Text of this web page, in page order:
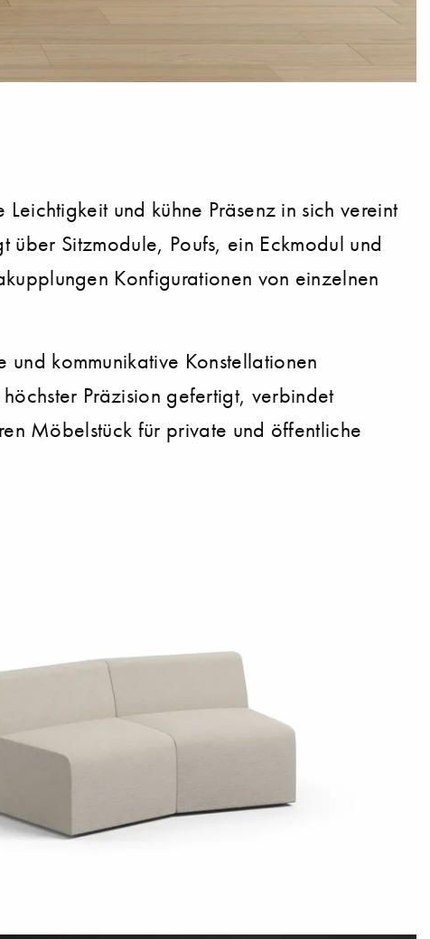
und kühne Präsenz in sich vereint
über Sitzmodule, Poufs, ein Eckmodul und
Konfigurationen von einzelnen
kommunikative Konstellationen
Präzision gefertigt, verbindet
Möbelstück für private und öffentliche